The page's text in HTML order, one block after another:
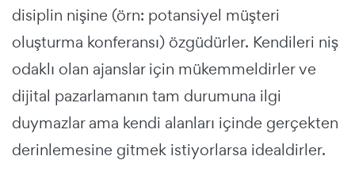
disiplin nişine (örn: potansiyel müşteri
oluşturma konferansı) özgüdürler. Kendileri niş
odaklı olan ajanslar için mükemmeldirler ve
dijital pazarlamanın tam durumuna ilgi
duymazlar ama kendi alanları içinde gerçekten
derinlemesine gitmek istiyorlarsa idealdirler.